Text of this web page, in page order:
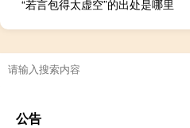
“若言包得太虚空”的出处是哪里
公告